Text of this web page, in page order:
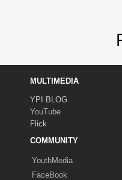
MULTIMEDIA
YPI BLOG
YouTube
Flick
COMMUNITY
YouthMedia
FaceBook